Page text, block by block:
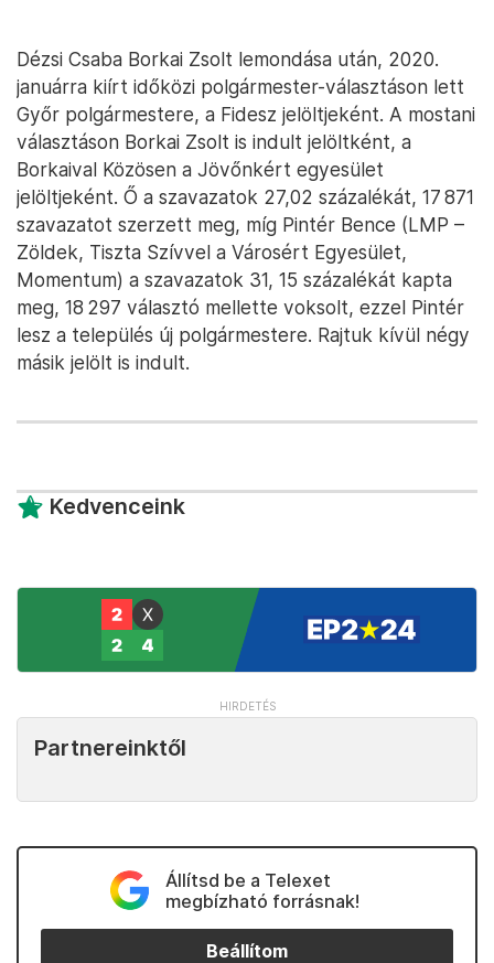
Dézsi Csaba Borkai Zsolt lemondása után, 2020.
januárra kiírt időközi polgármester-választáson lett
Győr polgármestere, a Fidesz jelöltjeként. A mostani
választáson Borkai Zsolt is indult jelöltként, a
Borkaival Közösen a Jövőnkért egyesület
jelöltjeként. Ő a szavazatok 27,02 százalékát, 17 871
szavazatot szerzett meg, míg Pintér Bence (LMP –
Zöldek, Tiszta Szívvel a Városért Egyesület,
Momentum) a szavazatok 31, 15 százalékát kapta
meg, 18 297 választó mellette voksolt, ezzel Pintér
lesz a település új polgármestere. Rajtuk kívül négy
másik jelölt is indult.
Kedvenceink
Partnereinktől
Állítsd be a Telexet
megbízható forrásnak!
Beállítom